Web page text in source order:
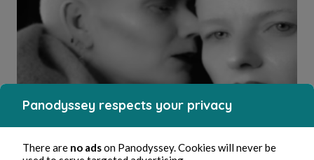
Panodyssey respects your privacy
There are no adson Panodyssey. Cookies will never be